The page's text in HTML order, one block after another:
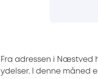
Fra adressen i Næstved
ydelser. I denne måned